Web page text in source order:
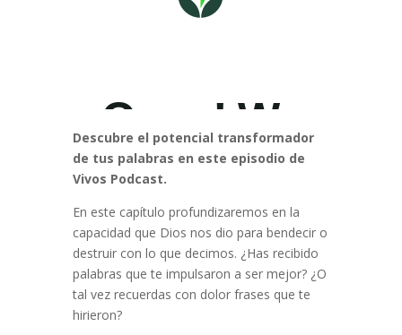
Descubre el potencial transformador
de tus palabras en este episodio de
Vivos Podcast.
En este capítulo profundizaremos en la
capacidad que Dios nos dio para bendecir o
destruir con lo que decimos. ¿Has recibido
palabras que te impulsaron a ser mejor? ¿O
tal vez recuerdas con dolor frases que te
hirieron?